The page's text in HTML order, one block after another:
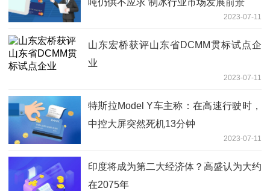
吨仍供不应求 制冰行业市场发展前景
2023-07-11
山东宏桥获评山东省DCMM贯标试点企
业
2023-07-11
特斯拉Model Y车主称：在高速行驶时，
中控大屏突然死机13分钟
2023-07-11
印度将成为第二大经济体？高盛认为大约
在2075年